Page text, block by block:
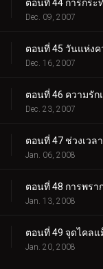
Dec. 09, 2007
Dec. 16, 2007
Dec. 23, 2007
Jan. 06, 2008
Jan. 13, 2008
Jan. 20, 2008